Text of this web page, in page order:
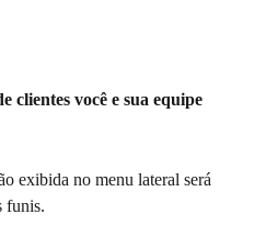
clientes você e sua equipe
exibida no menu lateral será
funis.